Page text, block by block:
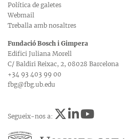
Política de galetes
Webmail
Treballa amb nosaltres
Fundació Bosch i Gimpera
Edifici Juliana Morell
C/ Baldiri Reixac, 2, 08028 Barcelona
+34 93 403 99 00
fbg@fbg.ub.edu
Segueix-nos a: